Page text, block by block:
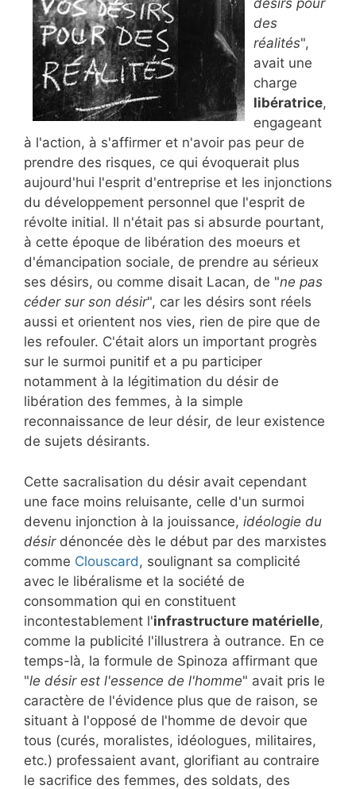
désirs pour
des
réalités",
avait une
charge
libératrice,
engageant
à l'action, à s'affirmer et n'avoir pas peur de
prendre des risques, ce qui évoquerait plus
aujourd'hui l'esprit d'entreprise et les injonctions
du développement personnel que l'esprit de
révolte initial. Il n'était pas si absurde pourtant,
à cette époque de libération des moeurs et
d'émancipation sociale, de prendre au sérieux
ses désirs, ou comme disait Lacan, de "ne pas
céder sur son désir", car les désirs sont réels
aussi et orientent nos vies, rien de pire que de
les refouler. C'était alors un important progrès
sur le surmoi punitif et a pu participer
notamment à la légitimation du désir de
libération des femmes, à la simple
reconnaissance de leur désir, de leur existence
de sujets désirants.
Cette sacralisation du désir avait cependant
une face moins reluisante, celle d'un surmoi
devenu injonction à la jouissance, idéologie du
désirdénoncée dès le début par des marxistes
comme Clouscard , soulignant sa complicité
avec le libéralisme et la société de
consommation qui en constituent
incontestablement l'infrastructure matérielle,
comme la publicité l'illustrera à outrance. En ce
temps-là, la formule de Spinoza affirmant que
"le désir est l'essence de l'homme" avait pris le
caractère de l'évidence plus que de raison, se
situant à l'opposé de l'homme de devoir que
tous (curés, moralistes, idéologues, militaires,
etc.) professaient avant, glorifiant au contraire
le sacrifice des femmes, des soldats, des